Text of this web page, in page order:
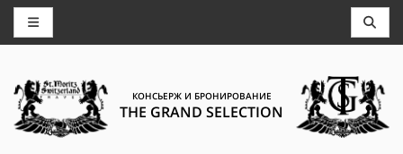
КОНСЬЕРЖ И БРОНИРОВАНИЕ
THE GRAND SELECTION